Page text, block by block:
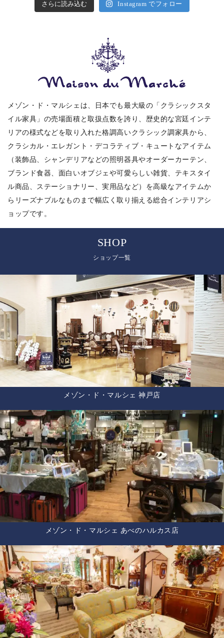
さらに読み込む Instagram でフォロー
メゾン・ド・マルシェは、日本でも最大級の「クラシックスタ
イル家具」の売場面積と取扱点数を誇り、歴史的な宮廷インテ
リアの様式などを取り入れた格調高いクラシック調家具から、
クラシカル・エレガント・デコラティブ・キュートなアイテム
（装飾品、シャンデリアなどの照明器具やオーダーカーテン、
ブランド食器、面白いオブジェや可愛らしい雑貨、テキスタイ
ル商品、ステーショナリー、実用品など）を高級なアイテムか
らリーズナブルなものまで幅広く取り揃える総合インテリアシ
ョップです。
SHOP
ショップ一覧
メゾン・ド・マルシェ 神戸店
メゾン・ド・マルシェ あべのハルカス店